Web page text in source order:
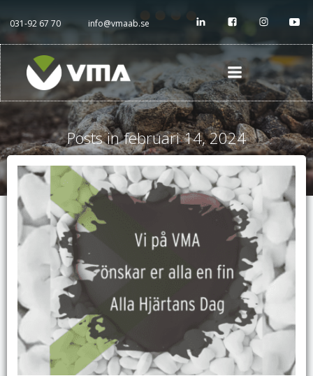
innehåll
031-92 67 70 info@vmaab.se
Posts in februari 14, 2024